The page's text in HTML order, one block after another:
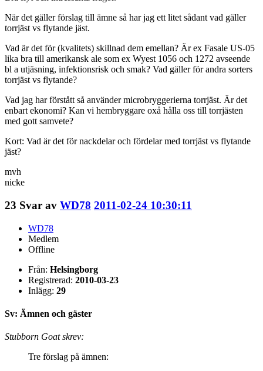
När det gäller förslag till ämne så har jag ett litet sådant vad gäller
torrjäst vs flytande jäst.
Vad är det för (kvalitets) skillnad dem emellan? Är ex Fasale US-05
lika bra till amerikansk ale som ex Wyest 1056 och 1272 avseende
bl a utjäsning, infektionsrisk och smak? Vad gäller för andra sorters
torrjäst vs flytande?
Vad jag har förstått så använder microbryggerierna torrjäst. Är det
enbart ekonomi? Kan vi hembryggare oxå hålla oss till torrjästen
med gott samvete?
Kort: Vad är det för nackdelar och fördelar med torrjäst vs flytande
jäst?
mvh
nicke
23 Svar av WD78 2011-02-24 10:30:11
WD78
Medlem
Offline
Från: Helsingborg
Registrerad: 2010-03-23
Inlägg: 29
Sv: Ämnen och gäster
Stubborn Goat skrev:
Tre förslag på ämnen: